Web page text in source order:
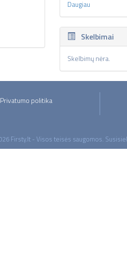
Daugiau
Skelbimai
Skelbimų nėra.
Privatumo politika
Firsty.lt - Visos teisės saugomos.